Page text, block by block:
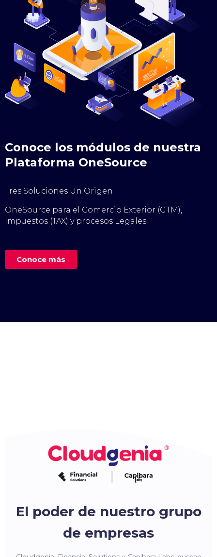
Conoce los módulos de nuestra
Plataforma OneSource
Tres Soluciones Un Origen
OneSource para el Comercio Exterior (GTM),
Impuestos (TAX) y procesos Legales.
Conoce más
El poder de nuestro grupo
de empresas